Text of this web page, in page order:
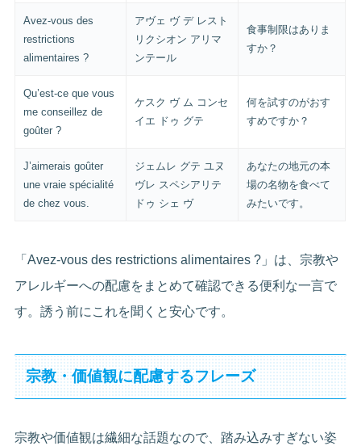
Avez-vous des
restrictions
alimentaires ?
アヴェ ヴ デ レスト
リクシオン アリマ
ンテール
食事制限はありま
すか？
Qu’est-ce que vous
me conseillez de
goûter ?
ケスク ヴ ム コンセ
イエ ドゥ グテ
何を試すのがおす
すめですか？
J’aimerais goûter
une vraie spécialité
de chez vous.
ジェムレ グテ ユヌ
ヴレ スペシアリテ
ドゥ シェ ヴ
あなたの地元の本
場の名物を食べて
みたいです。
「Avez-vous des restrictions alimentaires ?」は、宗教や
アレルギーへの配慮をまとめて確認できる便利な一言で
す。誘う前にこれを聞くと安心です。
宗教・価値観に配慮するフレーズ
宗教や価値観は繊細な話題なので、踏み込みすぎない姿